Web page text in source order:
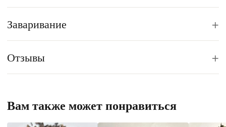
Заваривание +
Отзывы +
Вам также может понравиться